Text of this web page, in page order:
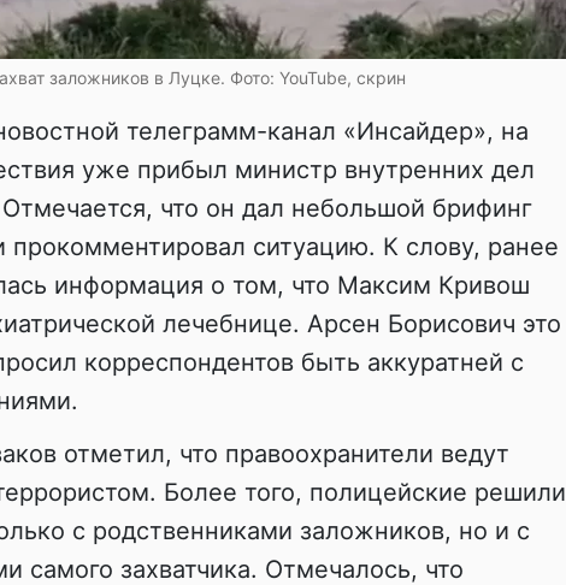
заложников в Луцке. Фото: YouTube, скрин
телеграмм-канал «Инсайдер», на
уже прибыл министр внутренних дел
что он дал небольшой брифинг
прокомментировал ситуацию. К слову, ранее
информация о том, что Максим Кривош
лечебнице. Арсен Борисович это
корреспондентов быть аккуратней с
отметил, что правоохранители ведут
Более того, полицейские решили
с родственниками заложников, но и с
самого захватчика. Отмечалось, что